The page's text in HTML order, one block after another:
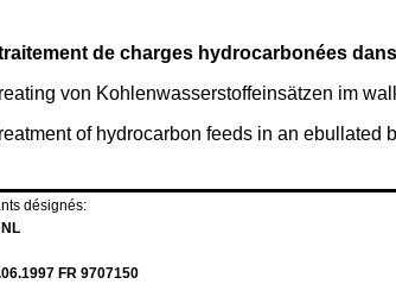
de charges hydrocarbonées
von Kohlenwasserstoffeinsätzen im
of hydrocarbon feeds in an ebullated
désignés:
FR 9707150